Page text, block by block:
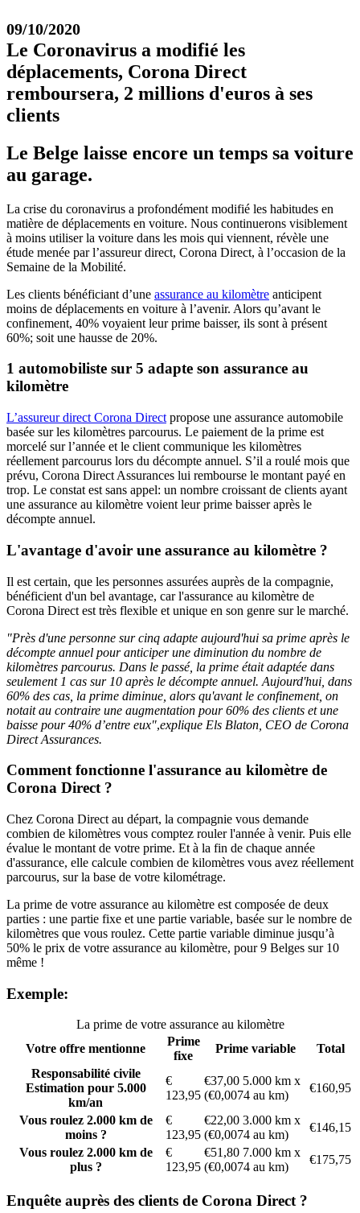
09/10/2020
Le Coronavirus a modifié les
déplacements, Corona Direct
remboursera, 2 millions d'euros à ses
clients
Le Belge laisse encore un temps sa voiture
au garage.
La crise du coronavirus a profondément modifié les habitudes en
matière de déplacements en voiture. Nous continuerons visiblement
à moins utiliser la voiture dans les mois qui viennent, révèle une
étude menée par l’assureur direct, Corona Direct, à l’occasion de la
Semaine de la Mobilité.
Les clients bénéficiant d’une assurance au kilomètre anticipent
moins de déplacements en voiture à l’avenir. Alors qu’avant le
confinement, 40% voyaient leur prime baisser, ils sont à présent
60%; soit une hausse de 20%.
1 automobiliste sur 5 adapte son assurance au
kilomètre
L’assureur direct Corona Direct propose une assurance automobile
basée sur les kilomètres parcourus. Le paiement de la prime est
morcelé sur l’année et le client communique les kilomètres
réellement parcourus lors du décompte annuel. S’il a roulé mois que
prévu, Corona Direct Assurances lui rembourse le montant payé en
trop. Le constat est sans appel: un nombre croissant de clients ayant
une assurance au kilomètre voient leur prime baisser après le
décompte annuel.
L'avantage d'avoir une assurance au kilomètre ?
Il est certain, que les personnes assurées auprès de la compagnie,
bénéficient d'un bel avantage, car l'assurance au kilomètre de
Corona Direct est très flexible et unique en son genre sur le marché.
"Près d'une personne sur cinq adapte aujourd'hui sa prime après le
décompte annuel pour anticiper une diminution du nombre de
kilomètres parcourus. Dans le passé, la prime était adaptée dans
seulement 1 cas sur 10 après le décompte annuel. Aujourd'hui, dans
60% des cas, la prime diminue, alors qu'avant le confinement, on
notait au contraire une augmentation pour 60% des clients et une
baisse pour 40% d’entre eux",explique Els Blaton, CEO de Corona
Direct Assurances.
Comment fonctionne l'assurance au kilomètre de
Corona Direct ?
Chez Corona Direct au départ, la compagnie vous demande
combien de kilomètres vous comptez rouler l'année à venir. Puis elle
évalue le montant de votre prime. Et à la fin de chaque année
d'assurance, elle calcule combien de kilomètres vous avez réellement
parcourus, sur la base de votre kilométrage.
La prime de votre assurance au kilomètre est composée de deux
parties : une partie fixe et une partie variable, basée sur le nombre de
kilomètres que vous roulez. Cette partie variable diminue jusqu’à
50% le prix de votre assurance au kilomètre, pour 9 Belges sur 10
même !
Exemple:
La prime de votre assurance au kilomètre
Votre offre mentionne
Prime
fixe
Prime variable
Total
Responsabilité civile
Estimation pour 5.000
km/an
€
123,95
€37,00 5.000 km x
(€0,0074 au km)
€160,95
Vous roulez 2.000 km de
moins ?
€
123,95
€22,00 3.000 km x
(€0,0074 au km)
€146,15
Vous roulez 2.000 km de
plus ?
€
123,95
€51,80 7.000 km x
(€0,0074 au km)
€175,75
Enquête auprès des clients de Corona Direct ?